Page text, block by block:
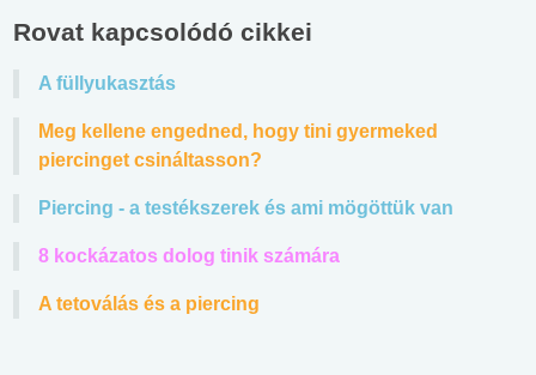
Rovat kapcsolódó cikkei
A füllyukasztás
Meg kellene engedned, hogy tini gyermeked
piercinget csináltasson?
Piercing - a testékszerek és ami mögöttük van
8 kockázatos dolog tinik számára
A tetoválás és a piercing